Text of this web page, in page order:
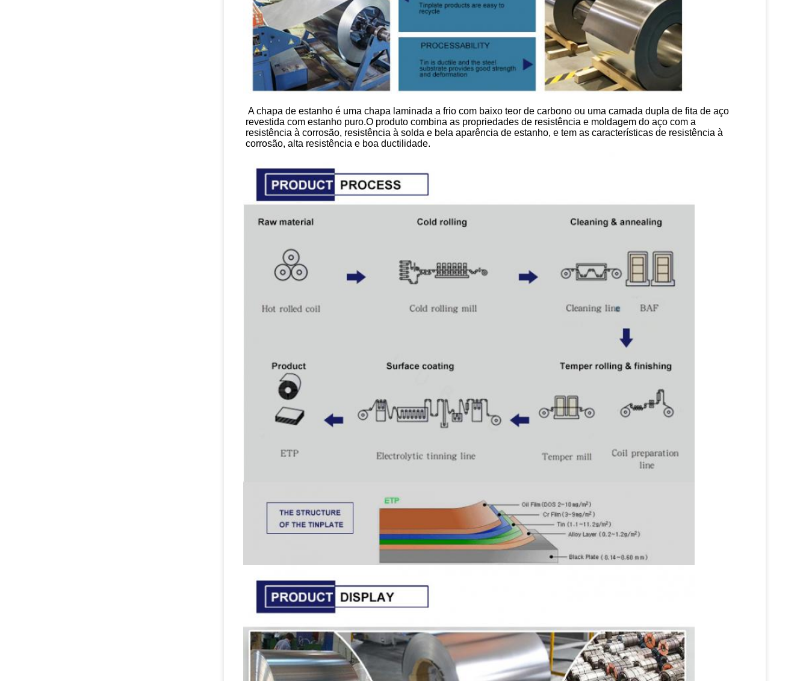
A chapa de estanho é uma chapa laminada a frio com baixo teor de carbono ou uma camada dupla de fita de aço
revestida com estanho puro.O produto combina as propriedades de resistência e moldagem do aço com a
resistência à corrosão, resistência à solda e bela aparência de estanho, e tem as características de resistência à
corrosão, alta resistência e boa ductilidade.